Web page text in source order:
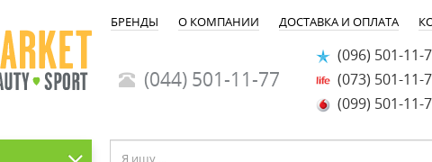
БРЕНДЫ О КОМПАНИИ ДОСТАВКА И ОПЛАТА
(044) 501-11-77
(096) 501-11-
(073) 501-11-
(099) 501-11-